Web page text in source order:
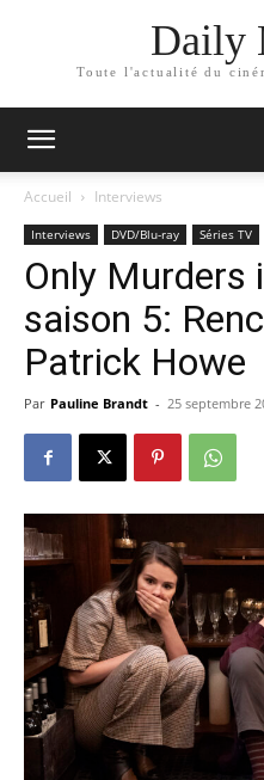
Daily
Toute l'actualité du
Accueil Interviews
Interviews DVD/Blu-ray Séries TV
Only Murders
saison 5:
Patrick Howe
Par Pauline Brandt - 25 septembre